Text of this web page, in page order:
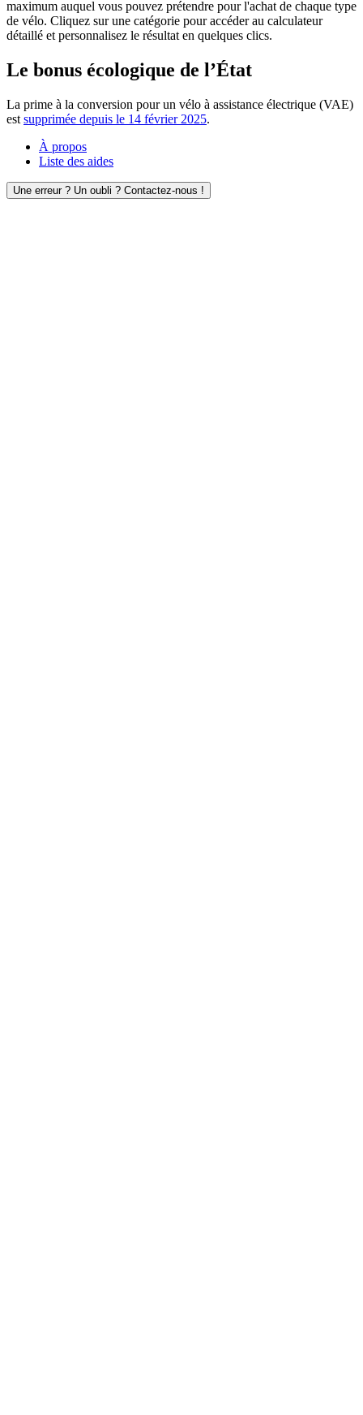
maximum auquel vous pouvez prétendre pour l'achat de chaque type
de vélo. Cliquez sur une catégorie pour accéder au calculateur
détaillé et personnalisez le résultat en quelques clics.
Le bonus écologique de l’État
La prime à la conversion pour un vélo à assistance électrique (VAE)
est supprimée depuis le 14 février 2025.
À propos
Liste des aides
Une erreur ? Un oubli ? Contactez-nous !